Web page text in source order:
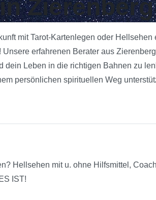
Zierenberg
mit Tarot-Kartenlegen oder Hellsehen
erfahrenen Berater aus
dein Leben in die richtigen Bahnen zu
persönlichen spirituellen Weg
Hellsehen mit u. ohne Hilfsmittel,
IST!